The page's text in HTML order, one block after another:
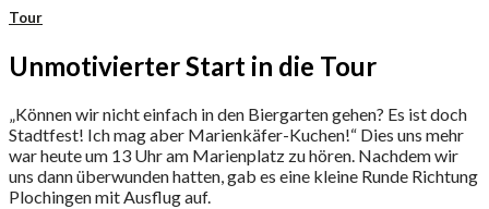
Tour
Unmotivierter Start in die Tour
„Können wir nicht einfach in den Biergarten gehen? Es ist doch
Stadtfest! Ich mag aber Marienkäfer-Kuchen!“ Dies uns mehr
war heute um 13 Uhr am Marienplatz zu hören. Nachdem wir
uns dann überwunden hatten, gab es eine kleine Runde Richtung
Plochingen mit Ausflug auf.